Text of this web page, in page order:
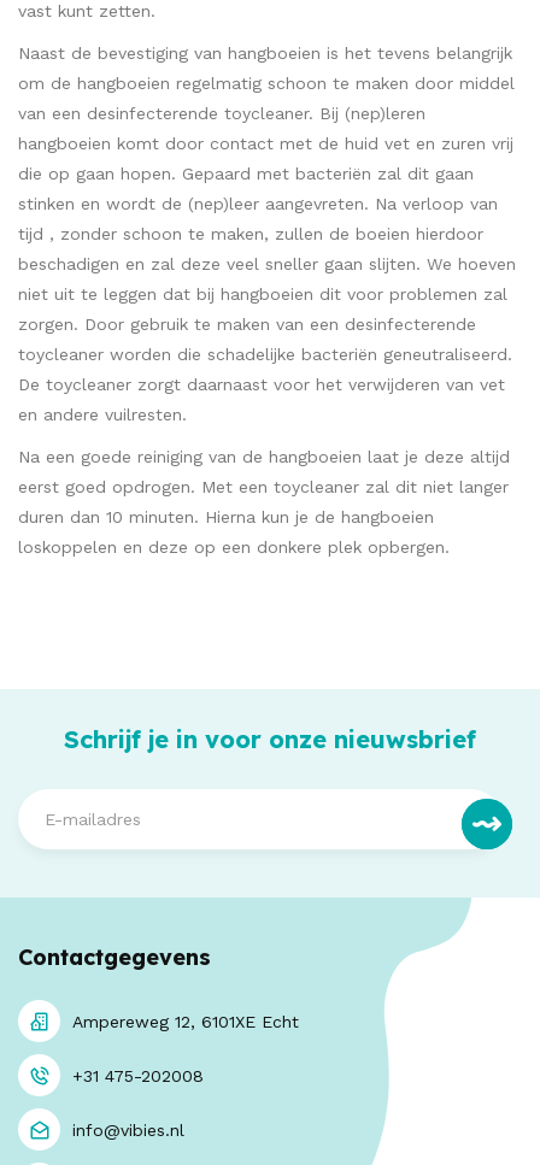
vast kunt zetten.
Naast de bevestiging van hangboeien is het tevens belangrijk
om de hangboeien regelmatig schoon te maken door middel
van een desinfecterende toycleaner. Bij (nep)leren
hangboeien komt door contact met de huid vet en zuren vrij
die op gaan hopen. Gepaard met bacteriën zal dit gaan
stinken en wordt de (nep)leer aangevreten. Na verloop van
tijd , zonder schoon te maken, zullen de boeien hierdoor
beschadigen en zal deze veel sneller gaan slijten. We hoeven
niet uit te leggen dat bij hangboeien dit voor problemen zal
zorgen. Door gebruik te maken van een desinfecterende
toycleaner worden die schadelijke bacteriën geneutraliseerd.
De toycleaner zorgt daarnaast voor het verwijderen van vet
en andere vuilresten.
Na een goede reiniging van de hangboeien laat je deze altijd
eerst goed opdrogen. Met een toycleaner zal dit niet langer
duren dan 10 minuten. Hierna kun je de hangboeien
loskoppelen en deze op een donkere plek opbergen.
Schrijf je in voor onze nieuwsbrief
Contactgegevens
Ampereweg 12, 6101XE Echt
+31 475-202008
info@vibies.nl